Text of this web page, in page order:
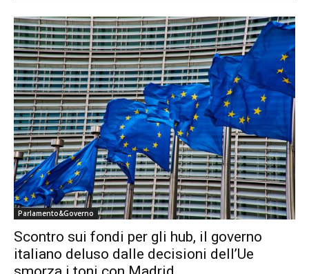
Parlamento&Governo
Scontro sui fondi per gli hub, il governo
italiano deluso dalle decisioni dell’Ue